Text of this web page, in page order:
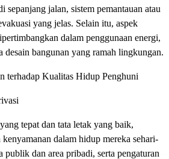
sepanjang jalan, sistem pemantauan atau
yang jelas. Selain itu, aspek
dalam penggunaan energi,
desain bangunan yang ramah lingkungan.
terhadap Kualitas Hidup Penghuni
tepat dan tata letak yang baik,
dalam hidup mereka sehari-
publik dan area pribadi, serta pengaturan